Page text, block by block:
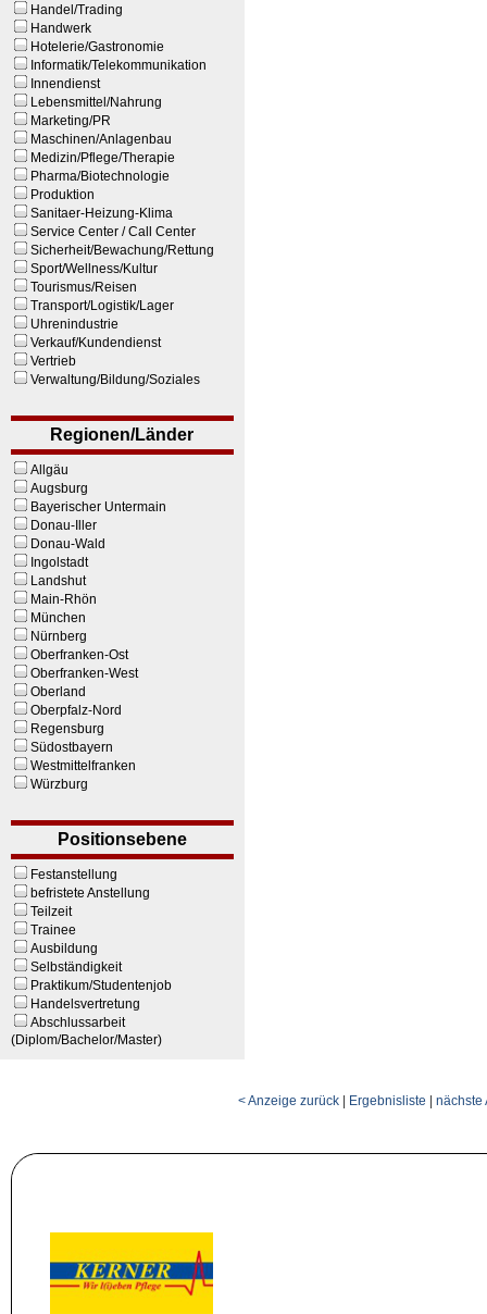
Handel/Trading
Handwerk
Hotelerie/Gastronomie
Informatik/Telekommunikation
Innendienst
Lebensmittel/Nahrung
Marketing/PR
Maschinen/Anlagenbau
Medizin/Pflege/Therapie
Pharma/Biotechnologie
Produktion
Sanitaer-Heizung-Klima
Service Center / Call Center
Sicherheit/Bewachung/Rettung
Sport/Wellness/Kultur
Tourismus/Reisen
Transport/Logistik/Lager
Uhrenindustrie
Verkauf/Kundendienst
Vertrieb
Verwaltung/Bildung/Soziales
Regionen/Länder
Allgäu
Augsburg
Bayerischer Untermain
Donau-Iller
Donau-Wald
Ingolstadt
Landshut
Main-Rhön
München
Nürnberg
Oberfranken-Ost
Oberfranken-West
Oberland
Oberpfalz-Nord
Regensburg
Südostbayern
Westmittelfranken
Würzburg
Positionsebene
Festanstellung
befristete Anstellung
Teilzeit
Trainee
Ausbildung
Selbständigkeit
Praktikum/Studentenjob
Handelsvertretung
Abschlussarbeit
(Diplom/Bachelor/Master)
< Anzeige zurück | Ergebnisliste | nächste